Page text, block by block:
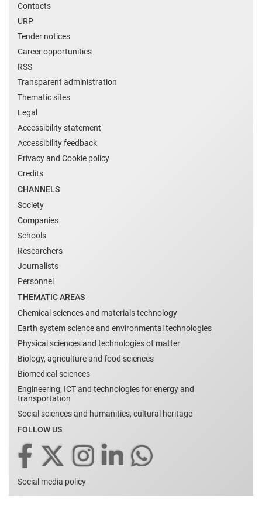
Contacts
URP
Tender notices
Career opportunities
RSS
Transparent administration
Thematic sites
Legal
Accessibility statement
Accessibility feedback
Privacy and Cookie policy
Credits
CHANNELS
Society
Companies
Schools
Researchers
Journalists
Personnel
THEMATIC AREAS
Chemical sciences and materials technology
Earth system science and environmental technologies
Physical sciences and technologies of matter
Biology, agriculture and food sciences
Biomedical sciences
Engineering, ICT and technologies for energy and
transportation
Social sciences and humanities, cultural heritage
FOLLOW US
Social media policy